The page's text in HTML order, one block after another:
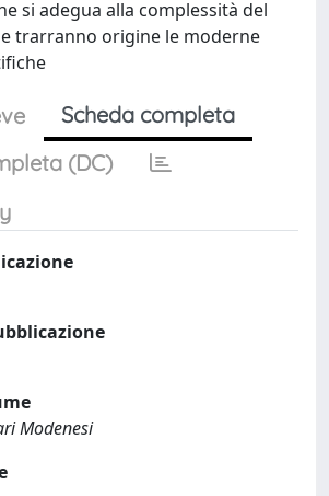
si adegua alla complessità del
trarranno origine le moderne
Scheda completa
(DC)
Modenesi